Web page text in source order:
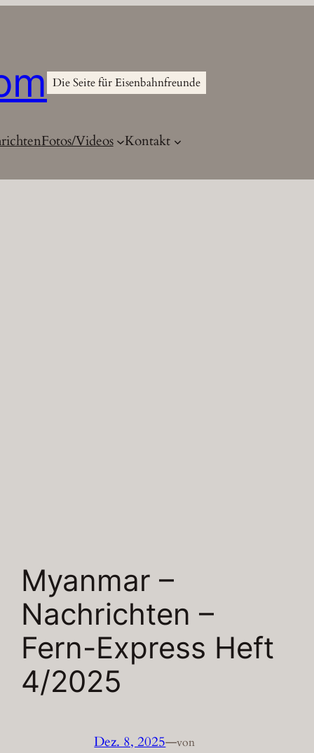
Die Seite für Eisenbahnfreunde
Fotos/Videos Kontakt
Myanmar –
Nachrichten –
Fern-Express Heft
4/2025
Dez. 8, 2025—von